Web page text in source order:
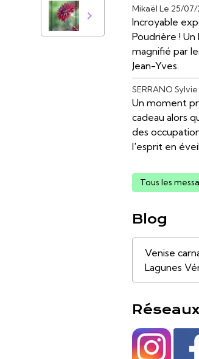
Mikaël Le 25/07/
Incroyable
Poudrière ! Un
magnifié par
Jean-Yves.
SERRANO Sylvie
Un moment
cadeau alors
des
l'esprit en éveil
Tous les
Blog
Venise
Lagunes